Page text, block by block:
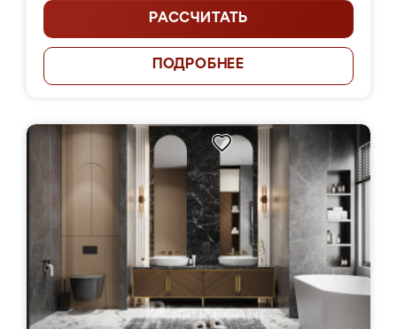
РАССЧИТАТЬ
ПОДРОБНЕЕ